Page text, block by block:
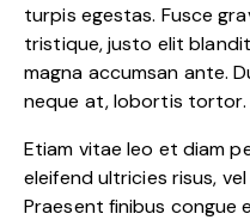
turpis egestas. Fusce
tristique, justo elit
magna accumsan ante.
neque at, lobortis tortor.
Etiam vitae leo et diam
eleifend ultricies risus,
Praesent finibus congue